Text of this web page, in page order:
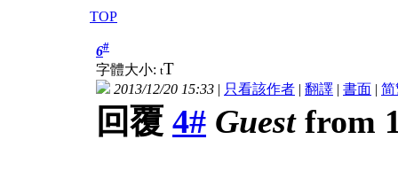
TOP
6#
字體大小: tT
2013/12/20 15:33 | 只看該作者 | 翻譯 | 書面 | 简
回覆 4# Guestfrom